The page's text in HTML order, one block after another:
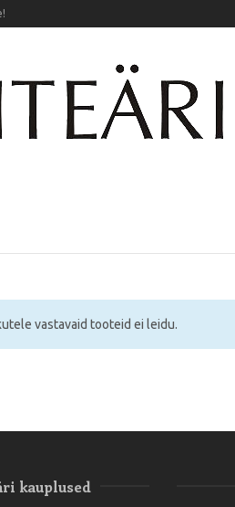
vastavaid tooteid ei leidu.
kauplused